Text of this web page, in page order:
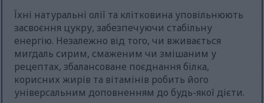
Їхні натуральні олії та клітковина уповільнюють
засвоєння цукру, забезпечуючи стабільну
енергію. Незалежно від того, чи вживається
мигдаль сирим, смаженим чи змішаним у
рецептах, збалансоване поєднання білка,
корисних жирів та вітамінів робить його
універсальним доповненням до будь-якої дієти.